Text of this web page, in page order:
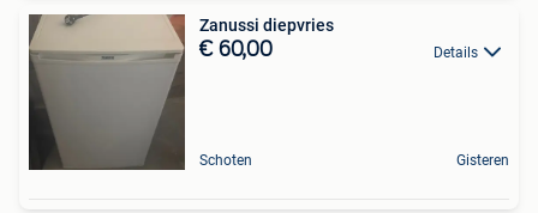
Zanussi diepvries
€ 60,00 Details
Schoten Gisteren